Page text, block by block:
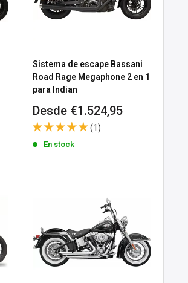
Sistema de escape Bassani
Road Rage Megaphone 2 en 1
para Indian
Precio
de
venta
Desde €1.524,95
(1)
En stock